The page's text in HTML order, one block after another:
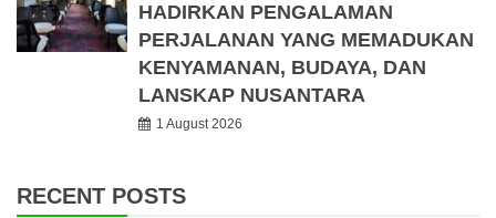
HADIRKAN PENGALAMAN
PERJALANAN YANG MEMADUKAN
KENYAMANAN, BUDAYA, DAN
LANSKAP NUSANTARA
1 August 2026
RECENT POSTS